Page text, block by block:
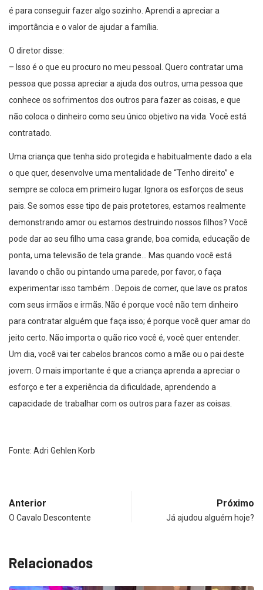
é para conseguir fazer algo sozinho. Aprendi a apreciar a
importância e o valor de ajudar a família.
O diretor disse:
– Isso é o que eu procuro no meu pessoal. Quero contratar uma
pessoa que possa apreciar a ajuda dos outros, uma pessoa que
conhece os sofrimentos dos outros para fazer as coisas, e que
não coloca o dinheiro como seu único objetivo na vida. Você está
contratado.
Uma criança que tenha sido protegida e habitualmente dado a ela
o que quer, desenvolve uma mentalidade de “Tenho direito” e
sempre se coloca em primeiro lugar. Ignora os esforços de seus
pais. Se somos esse tipo de pais protetores, estamos realmente
demonstrando amor ou estamos destruindo nossos filhos? Você
pode dar ao seu filho uma casa grande, boa comida, educação de
ponta, uma televisão de tela grande… Mas quando você está
lavando o chão ou pintando uma parede, por favor, o faça
experimentar isso também . Depois de comer, que lave os pratos
com seus irmãos e irmãs. Não é porque você não tem dinheiro
para contratar alguém que faça isso; é porque você quer amar do
jeito certo. Não importa o quão rico você é, você quer entender.
Um dia, você vai ter cabelos brancos como a mãe ou o pai deste
jovem. O mais importante é que a criança aprenda a apreciar o
esforço e ter a experiência da dificuldade, aprendendo a
capacidade de trabalhar com os outros para fazer as coisas.
Fonte: Adri Gehlen Korb
Anterior
O Cavalo Descontente
Próximo
Já ajudou alguém hoje?
Relacionados